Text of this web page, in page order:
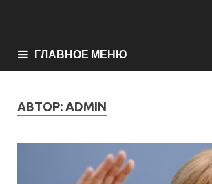
ГЛАВНОЕ МЕНЮ
АВТОР: ADMIN